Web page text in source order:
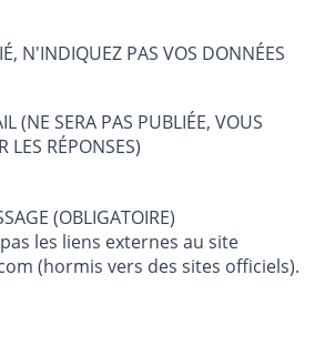
N'INDIQUEZ PAS VOS DONNÉES
(NE SERA PAS PUBLIÉE, VOUS
LES RÉPONSES)
TEXTE DE VOTRE MESSAGE (OBLIGATOIRE)
les liens externes au site
(hormis vers des sites officiels).